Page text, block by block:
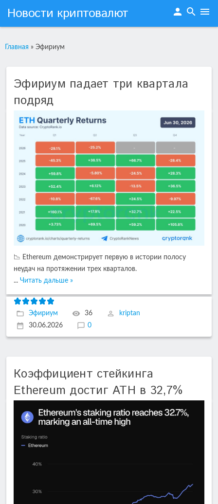
Новости криптовалют person search menu
Главная » Эфириум
Эфириум падает три квартала
подряд
📉 Ethereum демонстрирует первую в истории полосу
неудач на протяжении трех кварталов.
... Читать дальше »
Эфириум 36
kriptan
30.06.2026
0
Коэффициент стейкинга
Ethereum достиг ATH в 32,7%